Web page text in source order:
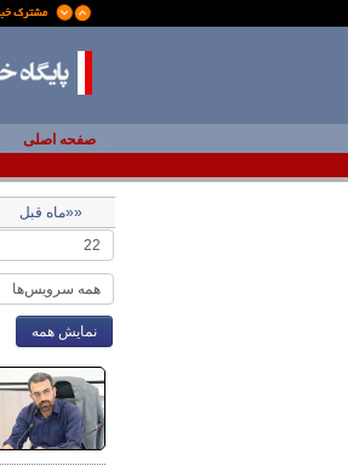
صفحه اصلی
««ماه قبل
نمایش همه